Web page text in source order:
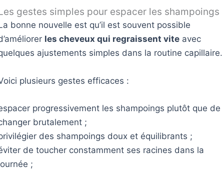
gestes simples pour espacer les shampoings
bonne nouvelle est qu’il est souvent possible
les cheveux qui regraissent vite avec
ajustements simples dans la routine capillaire.
plusieurs gestes efficaces :
progressivement les shampoings plutôt que de
brutalement ;
des shampoings doux et équilibrants ;
de toucher constamment ses racines dans la
;